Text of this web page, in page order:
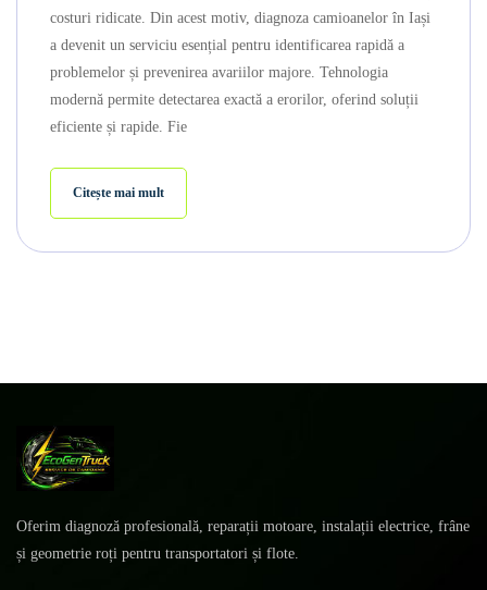
costuri ridicate. Din acest motiv, diagnoza camioanelor în Iași
a devenit un serviciu esențial pentru identificarea rapidă a
problemelor și prevenirea avariilor majore. Tehnologia
modernă permite detectarea exactă a erorilor, oferind soluții
eficiente și rapide. Fie
Citește mai mult
Oferim diagnoză profesională, reparații motoare, instalații electrice, frâne
și geometrie roți pentru transportatori și flote.